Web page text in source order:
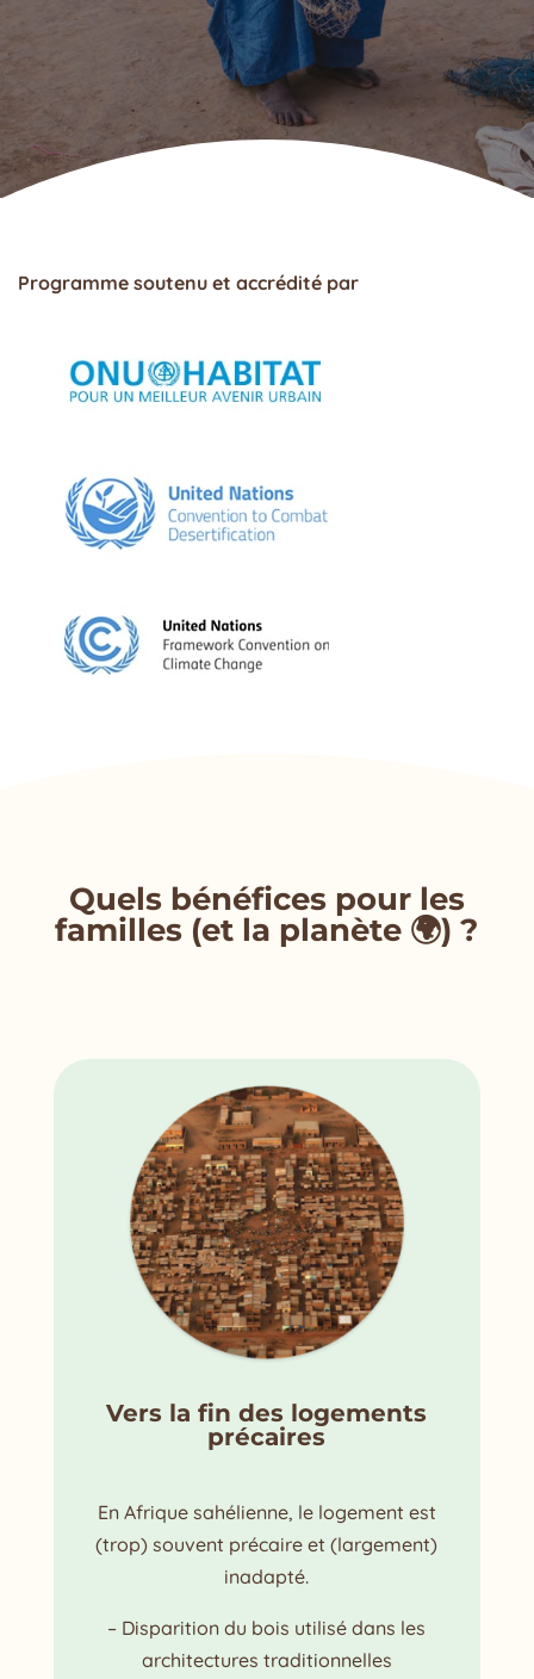
Programme soutenu et accrédité par
Quels bénéfices pour les
familles (et la planète 🌍) ?
Vers la fin des logements
précaires
En Afrique sahélienne, le logement est
(trop) souvent précaire et (largement)
inadapté.
– Disparition du bois utilisé dans les
architectures traditionnelles